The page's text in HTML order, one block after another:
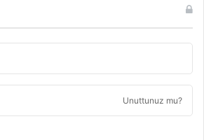
Unuttunuz mu?